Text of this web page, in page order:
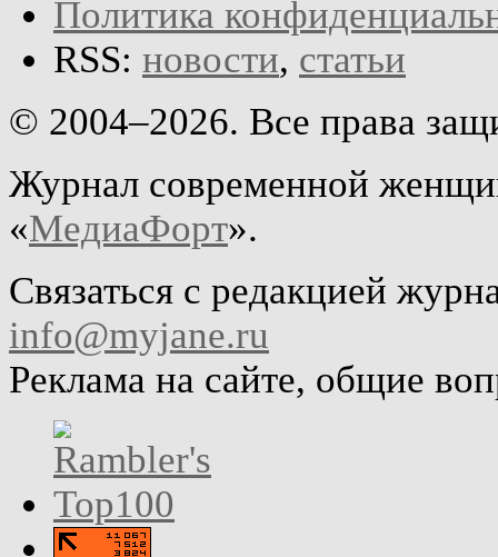
Политика
RSS: новости, статьи
© 2004–2026. Все права
Журнал современной
«МедиаФорт».
Связаться с редакцией
info@myjane.ru
Реклама на сайте, общие